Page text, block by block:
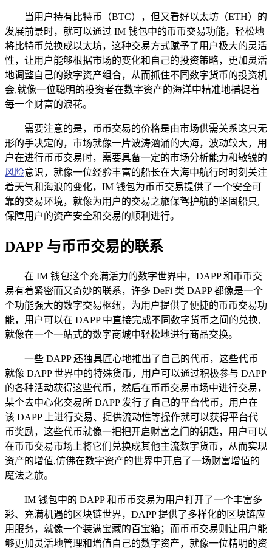
当用户持有比特币（BTC），但又看好以太坊（ETH）的
发展前景时，就可以通过 IM 钱包中的币币交易功能，轻松地
将比特币兑换成以太坊，这种交易方式赋予了用户极大的灵活
性，让用户能够根据市场的变化和自己的投资策略，更加灵活
地调整自己的数字资产组合，从而抓住不同数字货币的投资机
会,就像一位聪明的投资者在数字资产的海洋中精准地捕捉着
每一个财富的浪花。
需要注意的是，币币交易的价格是由市场供需关系这只无
形的手决定的，市场就像一片波涛汹涌的大海，波动较大，用
户在进行币币交易时，需要具备一定的市场分析能力和敏锐的
风险意识，就像一位经验丰富的船长在大海中航行时时刻关注
着天气和海浪的变化，IM 钱包为币币交易提供了一个安全可
靠的交易环境，就像为用户的交易之旅保驾护航的坚固船只,
保障用户的资产安全和交易的顺利进行。
DAPP 与币币交易的联系
在 IM 钱包这个充满活力的数字世界中，DAPP 和币币交
易有着紧密而又奇妙的联系，许多 DeFi 类 DAPP 都像是一个
个功能强大的数字交易枢纽，为用户提供了便捷的币币交易功
能，用户可以在 DAPP 中直接完成不同数字货币之间的兑换,
就像在一个一站式的数字商城中轻松地进行商品交换。
一些 DAPP 还独具匠心地推出了自己的代币，这些代币
就像 DAPP 世界中的特殊货币，用户可以通过积极参与 DAPP
的各种活动获得这些代币，然后在币币交易市场中进行交易，
某个去中心化交易所 DAPP 发行了自己的平台代币，用户在
该 DAPP 上进行交易、提供流动性等操作就可以获得平台代
币奖励，这些代币就像一把把开启财富之门的钥匙，用户可以
在币币交易市场上将它们兑换成其他主流数字货币，从而实现
资产的增值,仿佛在数字资产的世界中开启了一场财富增值的
魔法之旅。
IM 钱包中的 DAPP 和币币交易为用户打开了一个丰富多
彩、充满机遇的区块链世界，DAPP 提供了多样化的区块链应
用服务，就像一个装满宝藏的百宝箱；而币币交易则让用户能
够更加灵活地管理和增值自己的数字资产，就像一位精明的资